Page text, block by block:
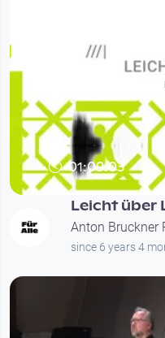
01:09:03
Leicht über
Anton Bruckner
since 6 years 4